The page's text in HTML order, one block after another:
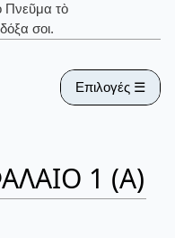
Πνεῦμα τὸ
σοι.
Επιλογές ☰
1 (Α)